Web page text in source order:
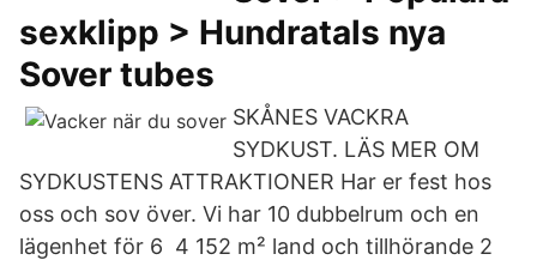
sexklipp > Hundratals nya
Sover tubes
SKÅNES VACKRA
SYDKUST. LÄS MER OM
SYDKUSTENS ATTRAKTIONER Har er fest hos
oss och sov över. Vi har 10 dubbelrum och en
lägenhet för 6 4 152 m² land och tillhörande 2